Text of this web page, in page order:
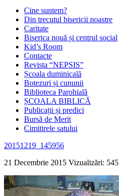
Cine suntem?
Din trecutul bisericii noastre
Caritate
Biserica nouă și centrul social
Kid’s Room
Contacte
Revista “NEPSIS”
Școala duminicală
Botezuri și cununii
Biblioteca Parohială
ȘCOALA BIBLICĂ
Publicații și predici
Bursă de Merit
Cimitirele satului
20151219_145956
21 Decembrie 2015 Vizualizări: 545